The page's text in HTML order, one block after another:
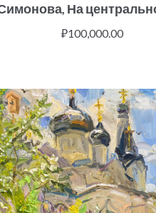
На
₽100,000.00